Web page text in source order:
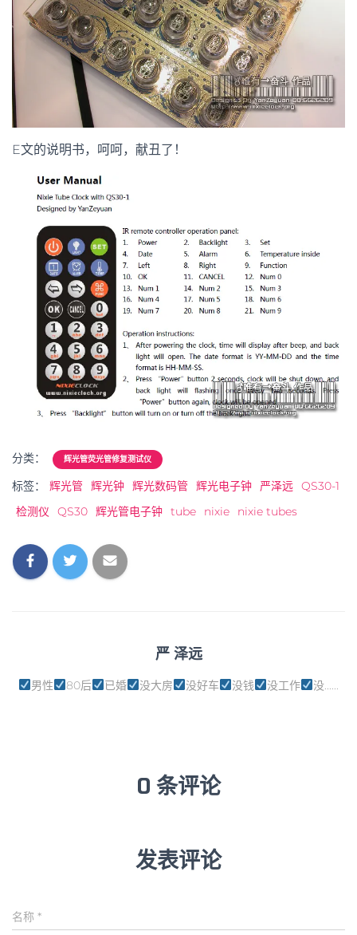
E文的说明书，呵呵，献丑了！
分类： 辉光管荧光管修复测试仪
标签： 辉光管 辉光钟 辉光数码管 辉光电子钟 严泽远 QS30-1
检测仪
QS30 辉光管电子钟 tube nixie nixie tubes
严 泽远
男性 80后 已婚 没大房 没好车 没钱 没工作 没......
0 条评论
发表评论
名称 *